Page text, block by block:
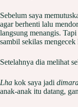
Sebelum saya
agar berhenti lalu
langsung menangis.
sambil sekilas
Setelahnya dia melihat
Lha kok saya jadi
anak-anak itu datang,